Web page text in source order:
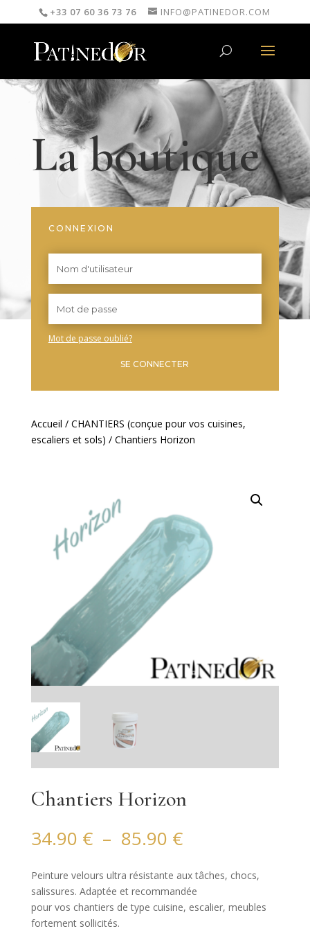
+33 07 60 36 73 76 INFO@PATINEDOR.COM
La boutique
CONNEXION
Mot de passe oublié?
SE CONNECTER
Accueil / CHANTIERS (conçue pour vos cuisines,
escaliers et sols) / Chantiers Horizon
Chantiers Horizon
34.90 € – 85.90 €Plage
de
prix :
34.90 €
à
85.90 €
Peinture velours ultra résistante aux tâches, chocs,
salissures. Adaptée et recommandée
pour vos chantiers de type cuisine, escalier, meubles
fortement sollicités.